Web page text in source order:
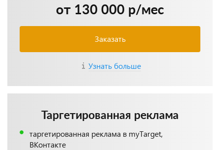
от 130 000 р/мес
Заказать
Узнать больше
Таргетированная реклама
таргетированная реклама в myTarget,
ВКонтакте